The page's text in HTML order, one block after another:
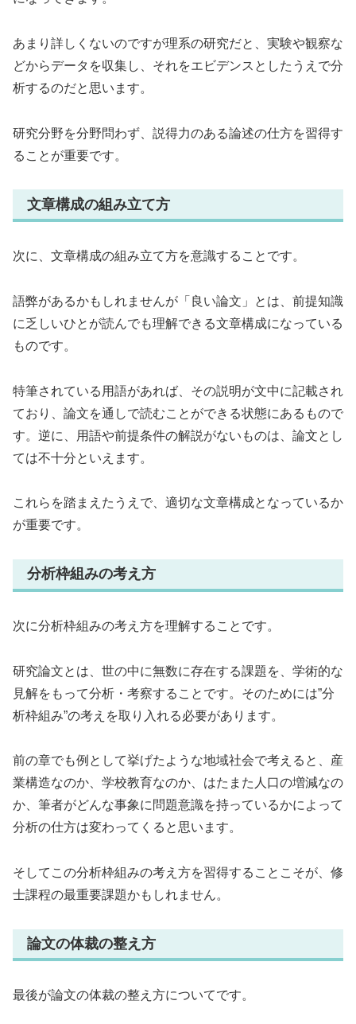
あまり詳しくないのですが理系の研究だと、実験や観察な
どからデータを収集し、それをエビデンスとしたうえで分
析するのだと思います。
研究分野を分野問わず、説得力のある論述の仕方を習得す
ることが重要です。
文章構成の組み立て方
次に、文章構成の組み立て方を意識することです。
語弊があるかもしれませんが「良い論文」とは、前提知識
に乏しいひとが読んでも理解できる文章構成になっている
ものです。
特筆されている用語があれば、その説明が文中に記載され
ており、論文を通しで読むことができる状態にあるもので
す。逆に、用語や前提条件の解説がないものは、論文とし
ては不十分といえます。
これらを踏まえたうえで、適切な文章構成となっているか
が重要です。
分析枠組みの考え方
次に分析枠組みの考え方を理解することです。
研究論文とは、世の中に無数に存在する課題を、学術的な
見解をもって分析・考察することです。そのためには”分
析枠組み”の考えを取り入れる必要があります。
前の章でも例として挙げたような地域社会で考えると、産
業構造なのか、学校教育なのか、はたまた人口の増減なの
か、筆者がどんな事象に問題意識を持っているかによって
分析の仕方は変わってくると思います。
そしてこの分析枠組みの考え方を習得することこそが、修
士課程の最重要課題かもしれません。
論文の体裁の整え方
最後が論文の体裁の整え方についてです。